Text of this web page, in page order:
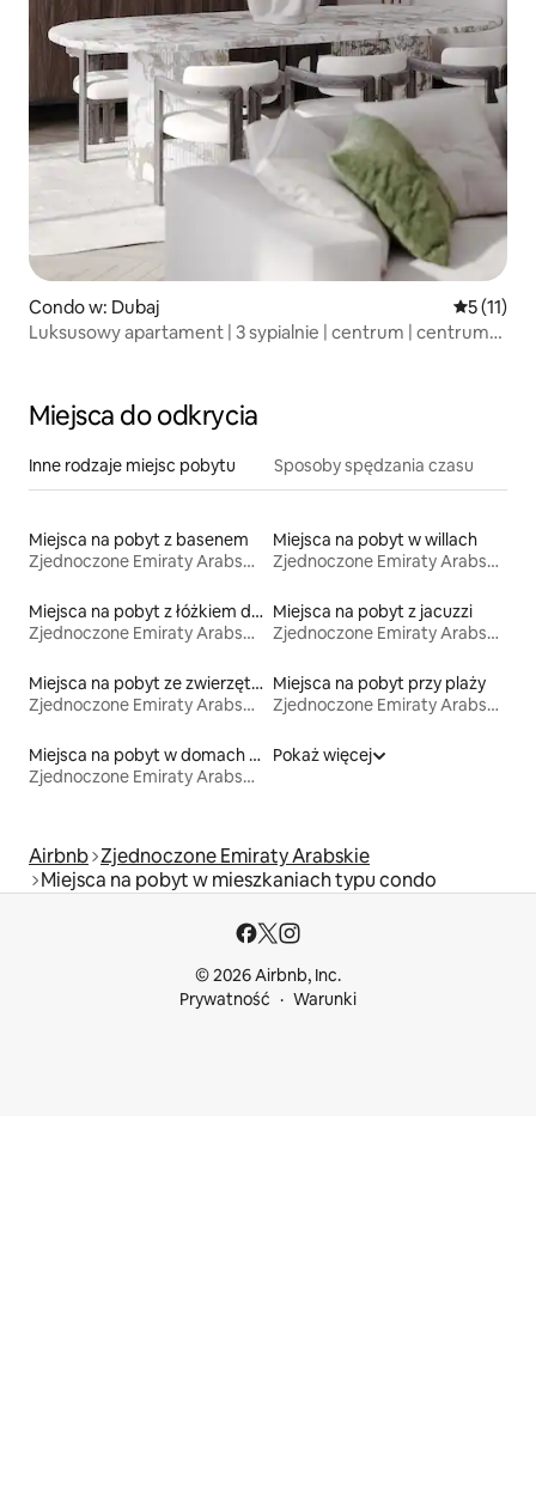
Condo w: Dubaj Średnia
5 (11)
Luksusowy apartament | 3 sypialnie | centrum | centrum
Miejsca do odkrycia
Inne rodzaje miejsc pobytu Sposoby spędzania czasu
Miejsca na pobyt z basenem
Zjednoczone Emiraty Arabskie
Miejsca na pobyt w willach
Zjednoczone Emiraty Arabskie
Miejsca na pobyt z łóżkiem dla osoby z niepełnosprawnością
Zjednoczone Emiraty Arabskie
Miejsca na pobyt z jacuzzi
Zjednoczone Emiraty Arabskie
Miejsca na pobyt ze zwierzętami
Zjednoczone Emiraty Arabskie
Miejsca na pobyt przy plaży
Zjednoczone Emiraty Arabskie
Miejsca na pobyt w domach wakacyjnych
Zjednoczone Emiraty Arabskie
Pokaż więcej
Airbnb Zjednoczone Emiraty Arabskie
Miejsca na pobyt w mieszkaniach typu condo
© 2026 Airbnb, Inc.
Prywatność
Warunki